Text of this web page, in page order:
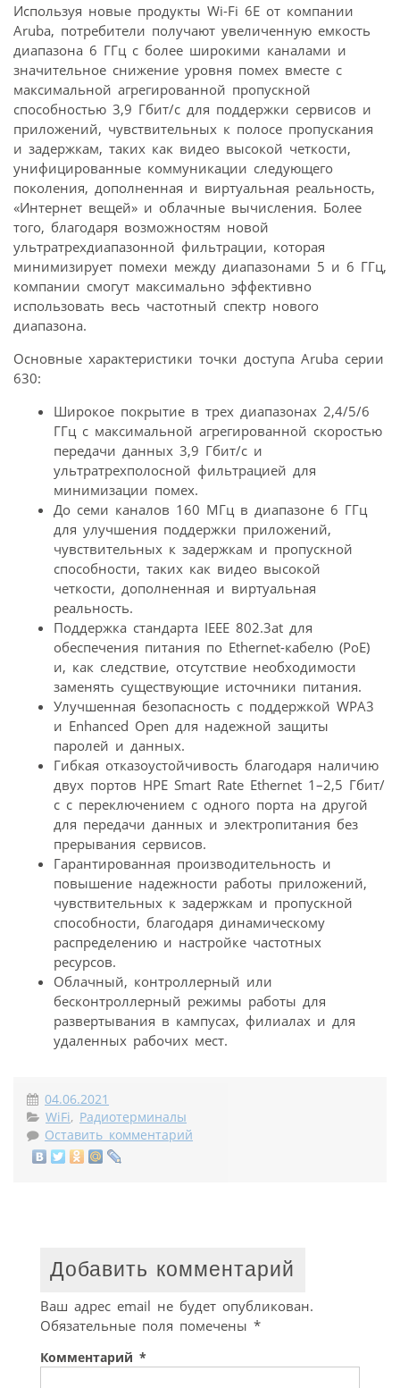
Используя новые продукты Wi-Fi 6E от компании
Aruba, потребители получают увеличенную емкость
диапазона 6 ГГц с более широкими каналами и
значительное снижение уровня помех вместе с
максимальной агрегированной пропускной
способностью 3,9 Гбит/с для поддержки сервисов и
приложений, чувствительных к полосе пропускания
и задержкам, таких как видео высокой четкости,
унифицированные коммуникации следующего
поколения, дополненная и виртуальная реальность,
«Интернет вещей» и облачные вычисления. Более
того, благодаря возможностям новой
ультратрехдиапазонной фильтрации, которая
минимизирует помехи между диапазонами 5 и 6 ГГц,
компании смогут максимально эффективно
использовать весь частотный спектр нового
диапазона.
Основные характеристики точки доступа Aruba серии
630:
Широкое покрытие в трех диапазонах 2,4/5/6
ГГц с максимальной агрегированной скоростью
передачи данных 3,9 Гбит/с и
ультратрехполосной фильтрацией для
минимизации помех.
До семи каналов 160 МГц в диапазоне 6 ГГц
для улучшения поддержки приложений,
чувствительных к задержкам и пропускной
способности, таких как видео высокой
четкости, дополненная и виртуальная
реальность.
Поддержка стандарта IEEE 802.3at для
обеспечения питания по Ethernet-кабелю (PoE)
и, как следствие, отсутствие необходимости
заменять существующие источники питания.
Улучшенная безопасность с поддержкой WPA3
и Enhanced Open для надежной защиты
паролей и данных.
Гибкая отказоустойчивость благодаря наличию
двух портов HPE Smart Rate Ethernet 1–2,5 Гбит/
с с переключением с одного порта на другой
для передачи данных и электропитания без
прерывания сервисов.
Гарантированная производительность и
повышение надежности работы приложений,
чувствительных к задержкам и пропускной
способности, благодаря динамическому
распределению и настройке частотных
ресурсов.
Облачный, контроллерный или
бесконтроллерный режимы работы для
развертывания в кампусах, филиалах и для
удаленных рабочих мест.
04.06.2021
WiFi, Радиотерминалы
Оставить комментарий
Добавить комментарий
Ваш адрес email не будет опубликован.
Обязательные поля помечены *
Комментарий *